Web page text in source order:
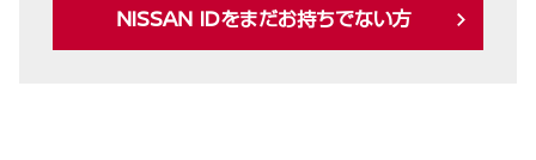
NISSAN IDをまだお持ちでない方